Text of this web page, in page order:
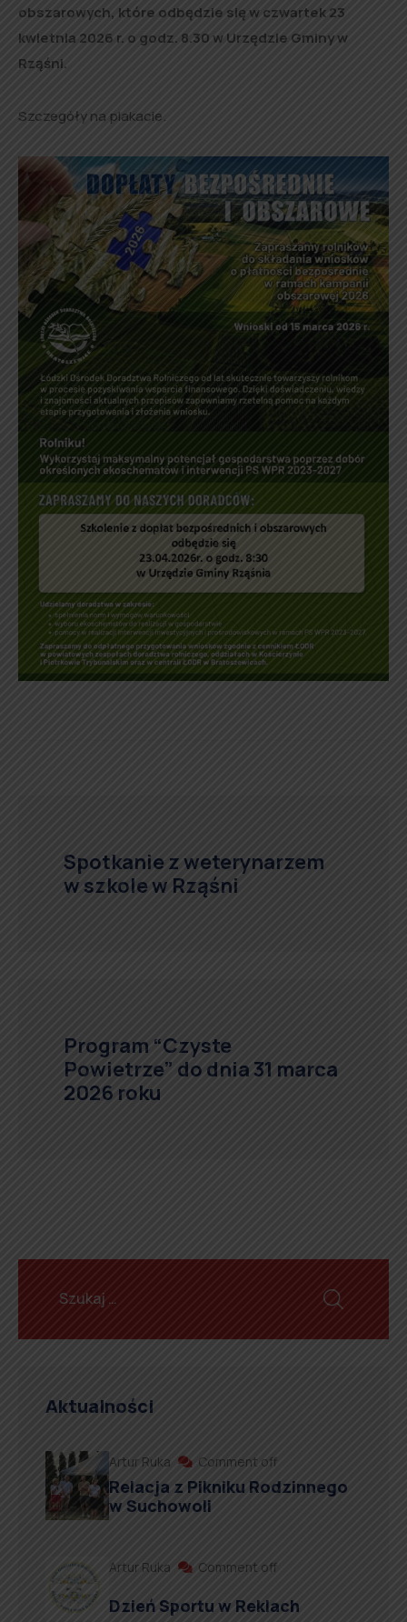
obszarowych, które odbędzie się w czwartek 23
kwietnia 2026 r. o godz. 8.30 w Urzędzie Gminy w
Rząśni.
Szczegóły na plakacie.
Spotkanie z weterynarzem
w szkole w Rząśni
Program “Czyste
Powietrze” do dnia 31 marca
2026 roku
Aktualności
Artur Ruka Comment off
Relacja z Pikniku Rodzinnego
w Suchowoli
Artur Ruka Comment off
Dzień Sportu w Reklach